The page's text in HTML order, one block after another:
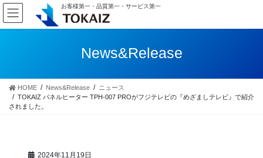
コ
ン
テ
ス
ナ
ビ
ゲ
ン
お客様第一・品質第一・サービス第一
News&Release
HOME News&Release
ニュース
TOKAIZ パネルヒーター TPH-007 PROがフジテレビの『めざましテレビ』で紹介
されました。
2024年11月19日